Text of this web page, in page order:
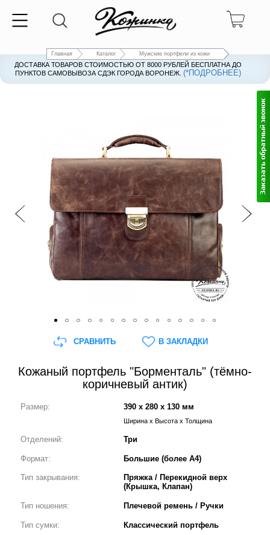
Главная Каталог Мужские портфели из кожи
ДОСТАВКА ТОВАРОВ СТОИМОСТЬЮ ОТ 8000 РУБЛЕЙ БЕСПЛАТНА ДО
ПУНКТОВ САМОВЫВОЗА СДЭК ГОРОДА ВОРОНЕЖ.(*ПОДРОБНЕЕ)
Кожаный портфель "Борменталь" (тёмно-
коричневый антик)
Размер: 390 x 280 x 130 мм
Ширина x Высота x Толщина
Отделений: Три
Формат: Большие (более А4)
Тип закрывания:
Пряжка / Перекидной верх
(Крышка, Клапан)
Тип ношения: Плечевой ремень / Ручки
Тип сумки: Классический портфель
СРАВНИТЬ В ЗАКЛАДКИ